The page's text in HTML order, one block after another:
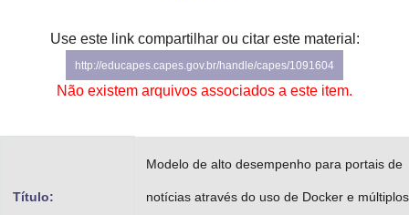
Gabinete de Segurança Institucional
Advocacia-Geral da União
Use este link compartilhar ou citar este material:
http://educapes.capes.gov.br/handle/capes/1091604
Não existem arquivos associados a este item.
Título:
Modelo de alto desempenho para portais de
notícias através do uso de Docker e múltiplos